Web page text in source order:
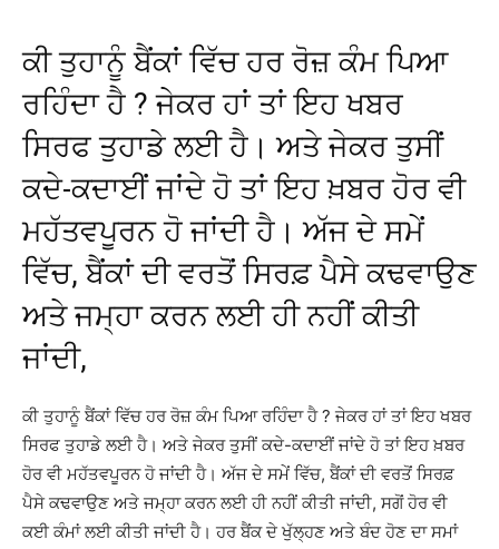
ਕੀ ਤੁਹਾਨੂੰ ਬੈਂਕਾਂ ਵਿੱਚ ਹਰ ਰੋਜ਼ ਕੰਮ ਪਿਆ
ਰਹਿੰਦਾ ਹੈ ? ਜੇਕਰ ਹਾਂ ਤਾਂ ਇਹ ਖਬਰ
ਸਿਰਫ ਤੁਹਾਡੇ ਲਈ ਹੈ। ਅਤੇ ਜੇਕਰ ਤੁਸੀਂ
ਕਦੇ-ਕਦਾਈਂ ਜਾਂਦੇ ਹੋ ਤਾਂ ਇਹ ਖ਼ਬਰ ਹੋਰ ਵੀ
ਮਹੱਤਵਪੂਰਨ ਹੋ ਜਾਂਦੀ ਹੈ। ਅੱਜ ਦੇ ਸਮੇਂ
ਵਿੱਚ, ਬੈਂਕਾਂ ਦੀ ਵਰਤੋਂ ਸਿਰਫ਼ ਪੈਸੇ ਕਢਵਾਉਣ
ਅਤੇ ਜਮ੍ਹਾ ਕਰਨ ਲਈ ਹੀ ਨਹੀਂ ਕੀਤੀ
ਜਾਂਦੀ,
ਕੀ ਤੁਹਾਨੂੰ ਬੈਂਕਾਂ ਵਿੱਚ ਹਰ ਰੋਜ਼ ਕੰਮ ਪਿਆ ਰਹਿੰਦਾ ਹੈ ? ਜੇਕਰ ਹਾਂ ਤਾਂ ਇਹ ਖਬਰ
ਸਿਰਫ ਤੁਹਾਡੇ ਲਈ ਹੈ। ਅਤੇ ਜੇਕਰ ਤੁਸੀਂ ਕਦੇ-ਕਦਾਈਂ ਜਾਂਦੇ ਹੋ ਤਾਂ ਇਹ ਖ਼ਬਰ
ਹੋਰ ਵੀ ਮਹੱਤਵਪੂਰਨ ਹੋ ਜਾਂਦੀ ਹੈ। ਅੱਜ ਦੇ ਸਮੇਂ ਵਿੱਚ, ਬੈਂਕਾਂ ਦੀ ਵਰਤੋਂ ਸਿਰਫ਼
ਪੈਸੇ ਕਢਵਾਉਣ ਅਤੇ ਜਮ੍ਹਾ ਕਰਨ ਲਈ ਹੀ ਨਹੀਂ ਕੀਤੀ ਜਾਂਦੀ, ਸਗੋਂ ਹੋਰ ਵੀ
ਕਈ ਕੰਮਾਂ ਲਈ ਕੀਤੀ ਜਾਂਦੀ ਹੈ। ਹਰ ਬੈਂਕ ਦੇ ਖੁੱਲ੍ਹਣ ਅਤੇ ਬੰਦ ਹੋਣ ਦਾ ਸਮਾਂ